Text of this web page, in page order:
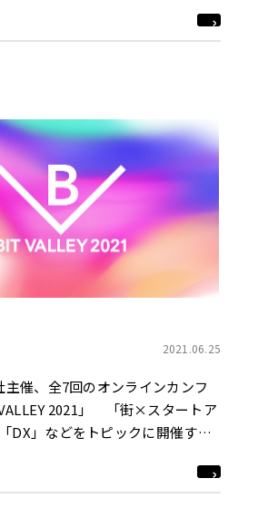
2021.06.25
催、全7回のオンラインカンフ
2021」 「街×スタートア
DX」などをトピックに開催する